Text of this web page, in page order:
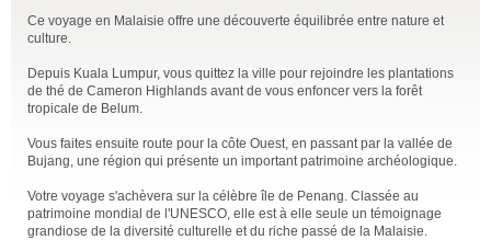
Ce voyage en Malaisie offre une découverte équilibrée entre nature et
culture.
Depuis Kuala Lumpur, vous quittez la ville pour rejoindre les plantations
de thé de Cameron Highlands avant de vous enfoncer vers la forêt
tropicale de Belum.
Vous faites ensuite route pour la côte Ouest, en passant par la vallée de
Bujang, une région qui présente un important patrimoine archéologique.
Votre voyage s'achèvera sur la célèbre île de Penang. Classée au
patrimoine mondial de l'UNESCO, elle est à elle seule un témoignage
grandiose de la diversité culturelle et du riche passé de la Malaisie.